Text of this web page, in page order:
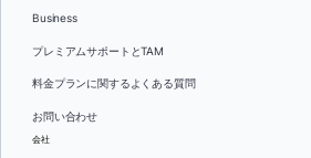
Business
プレミアムサポートとTAM
料金プランに関するよくある質問
お問い合わせ
会社